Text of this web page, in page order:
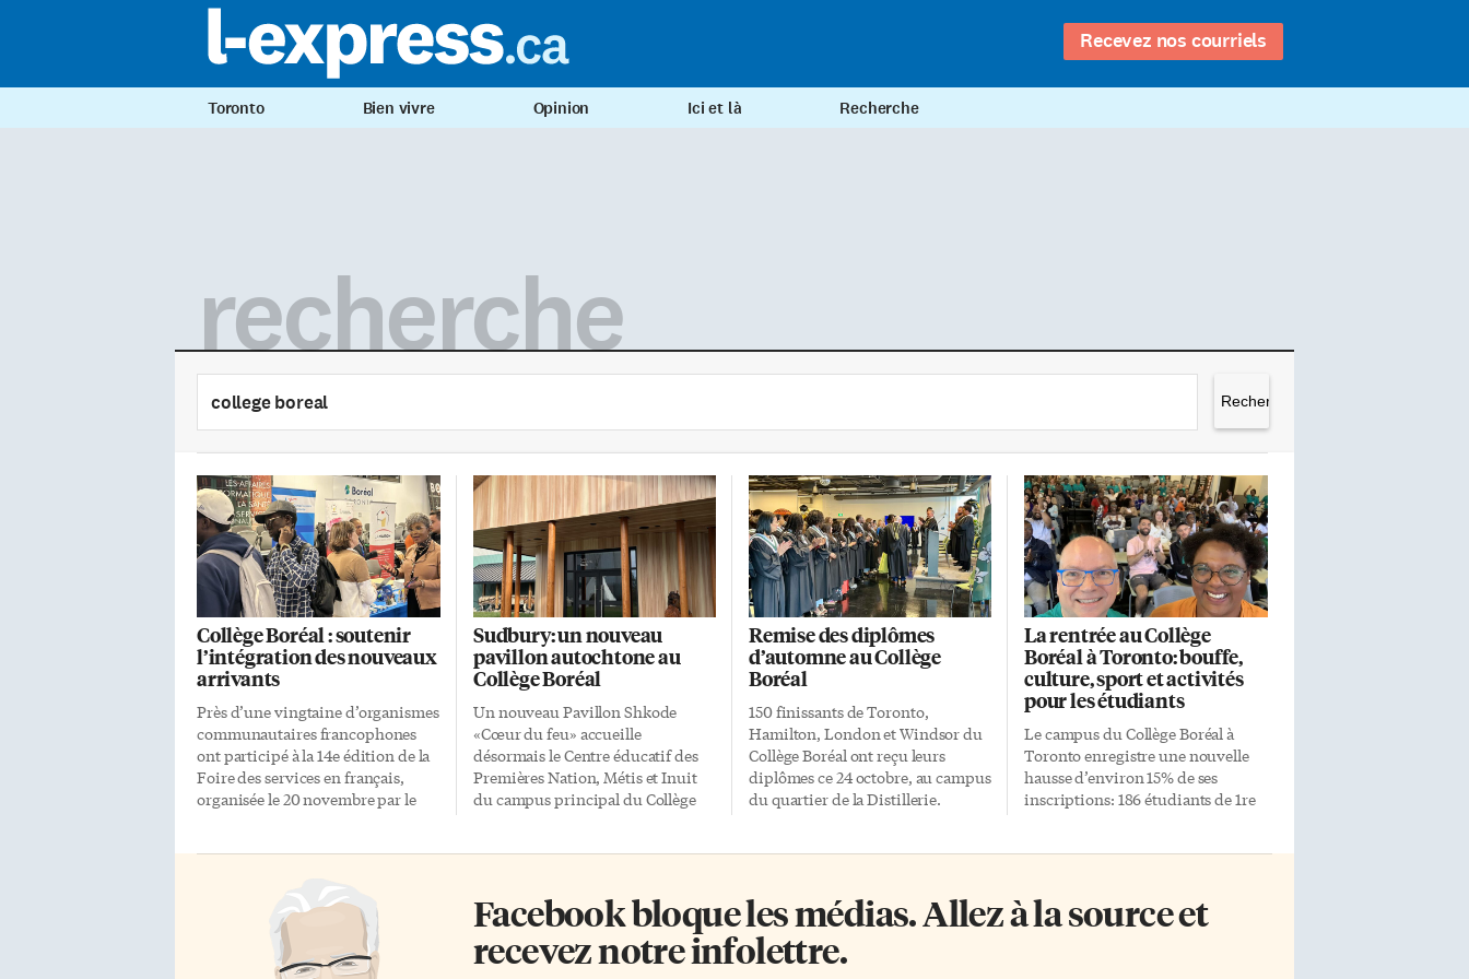
Recevez nos courriels
Toronto Bien vivre Opinion Ici et là Recherche
recherche
Collège Boréal : soutenir
l’intégration des nouveaux
arrivants
Près d’une vingtaine d’organismes
communautaires francophones
ont participé à la 14e édition de la
Foire des services en français,
organisée le 20 novembre par le
«Nouvelle arrivante à Toronto
depuis quelques semaines, je ne
pensais pas qu’il existait autant
d’organismes francophones ici,
surtout dans une ville
Sudbury: un nouveau
pavillon autochtone au
Collège Boréal
Un nouveau Pavillon Shkode
«Cœur du feu» accueille
désormais le Centre éducatif des
Premières Nation, Métis et Inuit
du campus principal du Collège
rayonnent, à travers la province,
les activités du Centre éducatif des
Premières Nations, Métis et Inuit
Remise des diplômes
d’automne au Collège
Boréal
150 finissants de Toronto,
Hamilton, London et Windsor du
Collège Boréal ont reçu leurs
diplômes ce 24 octobre, au campus
du quartier de la Distillerie.
pouvant s’inscrire à des
programmes du Collège
commençant en septembre ou en
La rentrée au Collège
Boréal à Toronto: bouffe,
culture, sport et activités
pour les étudiants
Le campus du Collège Boréal à
Toronto enregistre une nouvelle
hausse d’environ 15% de ses
inscriptions: 186 étudiants de 1re
nouveautés de la rentrée que nous
rapporte Gilles Marchildon, le
Facebook bloque les médias. Allez à la source et
recevez notre infolettre.